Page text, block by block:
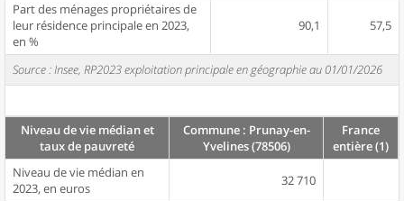
Part des ménages propriétaires de
leur résidence principale en 2023,
en %
90,1 57,5
Source : Insee, RP2023 exploitation principale en géographie au 01/01/2026
Niveau de vie médian et
taux de pauvreté
Commune : Prunay-en-
Yvelines (78506)
France
entière (1)
Niveau de vie médian en
2023, en euros
32 710